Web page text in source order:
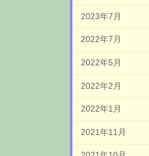
2023年7月
2022年7月
2022年5月
2022年2月
2022年1月
2021年11月